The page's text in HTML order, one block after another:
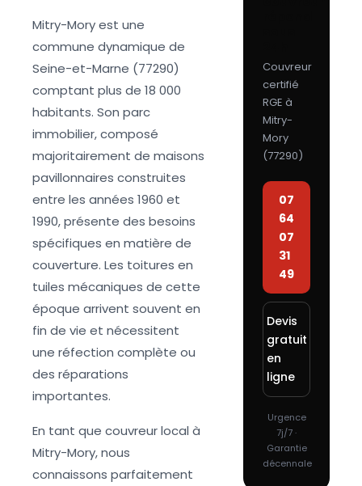
Mitry-Mory est une
commune dynamique de
Seine-et-Marne (77290)
comptant plus de 18 000
habitants. Son parc
immobilier, composé
majoritairement de maisons
pavillonnaires construites
entre les années 1960 et
1990, présente des besoins
spécifiques en matière de
couverture. Les toitures en
tuiles mécaniques de cette
époque arrivent souvent en
fin de vie et nécessitent
une réfection complète ou
des réparations
importantes.
En tant que couvreur local à
Mitry-Mory, nous
connaissons parfaitement
Couvreur
certifié
RGE à
Mitry-
Mory
(77290)
07
64
07
31
49
Devis
gratuit
en
ligne
Urgence
7j/7 ·
Garantie
décennale